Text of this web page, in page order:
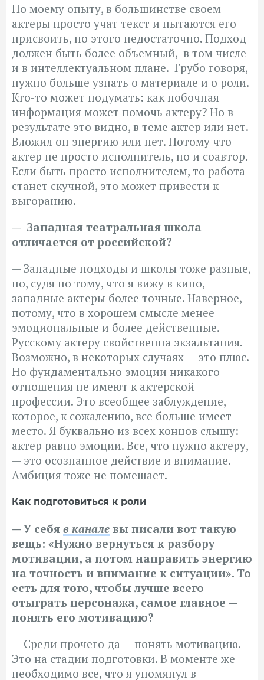
По моему опыту, в большинстве своем
актеры просто учат текст и пытаются его
присвоить, но этого недостаточно. Подход
должен быть более объемный, в том числе
и в интеллектуальном плане. Грубо говоря,
нужно больше узнать о материале и о роли.
Кто-то может подумать: как побочная
информация может помочь актеру? Но в
результате это видно, в теме актер или нет.
Вложил он энергию или нет. Потому что
актер не просто исполнитель, но и соавтор.
Если быть просто исполнителем, то работа
станет скучной, это может привести к
выгоранию.
— Западная театральная школа
отличается от российской?
— Западные подходы и школы тоже разные,
но, судя по тому, что я вижу в кино,
западные актеры более точные. Наверное,
потому, что в хорошем смысле менее
эмоциональные и более действенные.
Русскому актеру свойственна экзальтация.
Возможно, в некоторых случаях — это плюс.
Но фундаментально эмоции никакого
отношения не имеют к актерской
профессии. Это всеобщее заблуждение,
которое, к сожалению, все больше имеет
место. Я буквально из всех концов слышу:
актер равно эмоции. Все, что нужно актеру,
— это осознанное действие и внимание.
Амбиция тоже не помешает.
Как подготовиться к роли
— У себя в канале вы писали вот такую
вещь: «Нужно вернуться к разбору
мотивации, а потом направить энергию
на точность и внимание к ситуации». То
есть для того, чтобы лучше всего
отыграть персонажа, самое главное —
понять его мотивацию?
— Среди прочего да — понять мотивацию.
Это на стадии подготовки. В моменте же
необходимо все, что я упомянул в